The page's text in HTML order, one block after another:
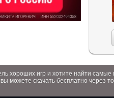
хороших игр и хотите найти самые
можете скачать бесплатно через